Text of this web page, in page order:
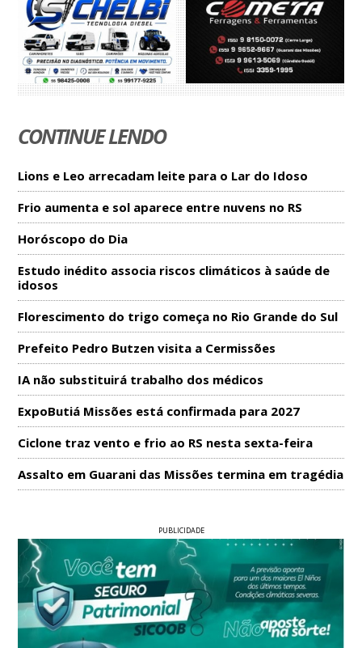
CONTINUE LENDO
Lions e Leo arrecadam leite para o Lar do Idoso
Frio aumenta e sol aparece entre nuvens no RS
Horóscopo do Dia
Estudo inédito associa riscos climáticos à saúde de
idosos
Florescimento do trigo começa no Rio Grande do Sul
Prefeito Pedro Butzen visita a Cermissões
IA não substituirá trabalho dos médicos
ExpoButiá Missões está confirmada para 2027
Ciclone traz vento e frio ao RS nesta sexta-feira
Assalto em Guarani das Missões termina em tragédia
PUBLICIDADE